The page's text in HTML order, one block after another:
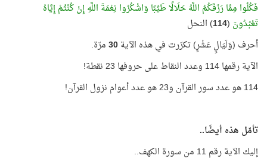
فَكُلُوا مِمَّا رَزَقَكُمُ اللَّهُ حَلَالًا طَيِّبًا وَاشْكُرُوا نِعْمَةَ اللَّهِ إِنْ كُنْتُمْ إِيَّاهُ
تَعْبُدُونَ (
114) النحل
أحرف (وَلَيَالٍ عَشْرٍ) تكرّرت في هذه الآية30مرّة.
الآية رقمها 114 وعدد النقاط على حروفها 23 نقطة!
114 هو عدد سور القرآن و23 هو عدد أعوام نزول القرآن!
تأمّل هذه أيضًا..
إليك الآية رقم 11 من سورة الكهف..